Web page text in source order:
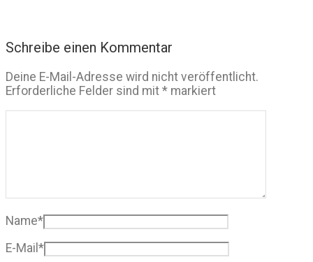
Schreibe einen Kommentar
Deine E-Mail-Adresse wird nicht veröffentlicht.
Erforderliche Felder sind mit * markiert
Name*
E-Mail *